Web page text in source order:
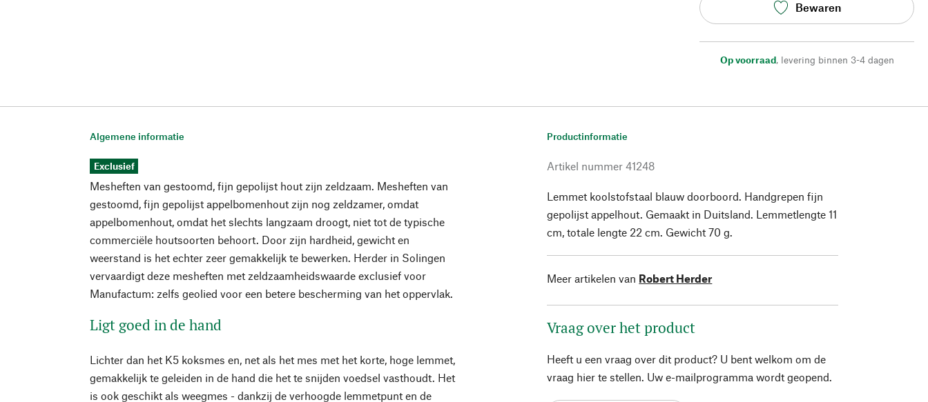
Bewaren
Op voorraad, levering binnen 3-4 dagen
Algemene informatie
Exclusief
Mesheften van gestoomd, fijn gepolijst hout zijn zeldzaam. Mesheften van
gestoomd, fijn gepolijst appelbomenhout zijn nog zeldzamer, omdat
appelbomenhout, omdat het slechts langzaam droogt, niet tot de typische
commerciële houtsoorten behoort. Door zijn hardheid, gewicht en
weerstand is het echter zeer gemakkelijk te bewerken. Herder in Solingen
vervaardigt deze mesheften met zeldzaamheidswaarde exclusief voor
Manufactum: zelfs geolied voor een betere bescherming van het oppervlak.
Ligt goed in de hand
Lichter dan het K5 koksmes en, net als het mes met het korte, hoge lemmet,
gemakkelijk te geleiden in de hand die het te snijden voedsel vasthoudt. Het
is ook geschikt als weegmes - dankzij de verhoogde lemmetpunt en de
Productinformatie
Artikel nummer 41248
Lemmet koolstofstaal blauw doorboord. Handgrepen fijn
gepolijst appelhout. Gemaakt in Duitsland. Lemmetlengte 11
cm, totale lengte 22 cm. Gewicht 70 g.
Meer artikelen van Robert Herder
Vraag over het product
Heeft u een vraag over dit product? U bent welkom om de
vraag hier te stellen. Uw e-mailprogramma wordt geopend.